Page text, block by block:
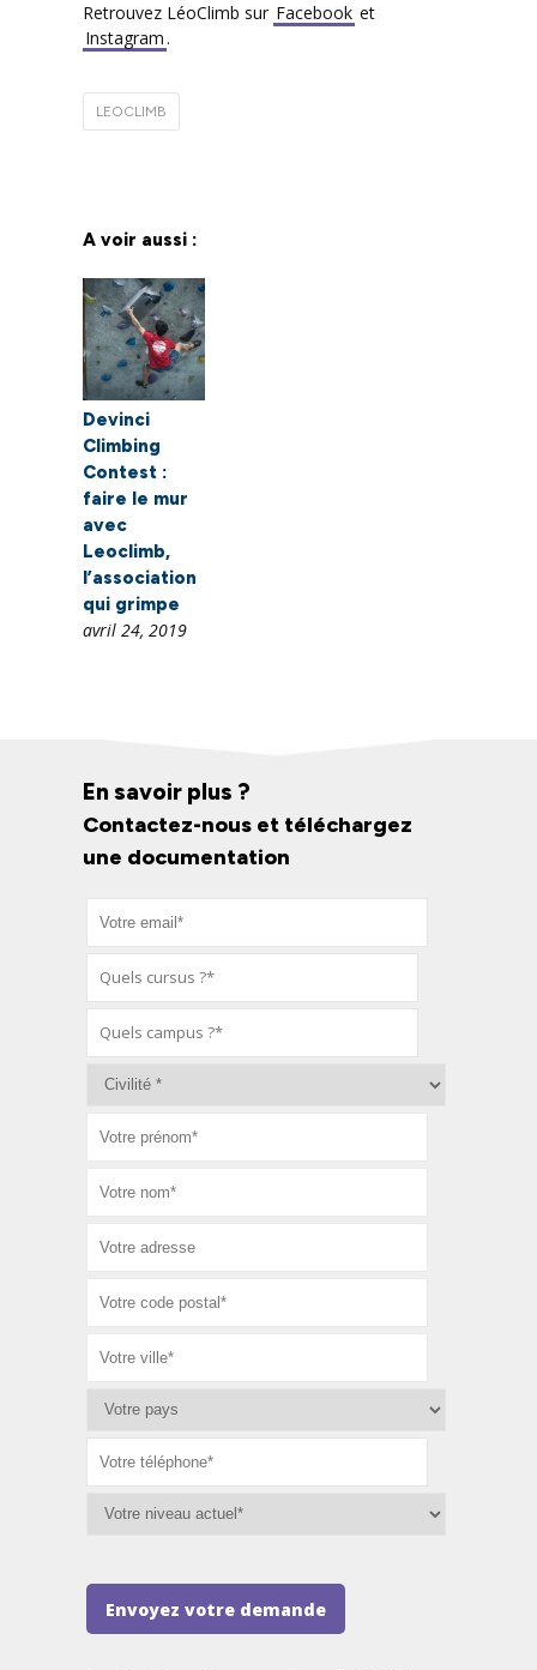
Retrouvez LéoClimb sur Facebook et
Instagram .
LEOCLIMB
A voir aussi :
Devinci
Climbing
Contest :
faire le mur
avec
Leoclimb,
l’association
qui grimpe
avril 24, 2019
En savoir plus ?
Contactez-nous et téléchargez
une documentation
Envoyez votre demande